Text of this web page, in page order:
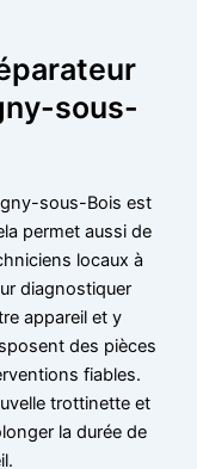
sous-
sous-Bois est
permet aussi de
locaux à
diagnostiquer
appareil et y
des pièces
fiables.
trottinette et
la durée de